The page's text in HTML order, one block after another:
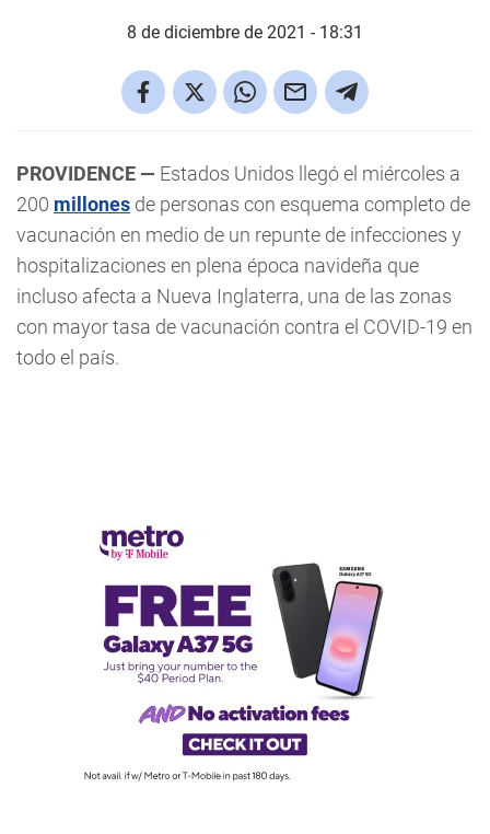
8 de diciembre de 2021 - 18:31
PROVIDENCE — Estados Unidos llegó el miércoles a
200 millones de personas con esquema completo de
vacunación en medio de un repunte de infecciones y
hospitalizaciones en plena época navideña que
incluso afecta a Nueva Inglaterra, una de las zonas
con mayor tasa de vacunación contra el COVID-19 en
todo el país.